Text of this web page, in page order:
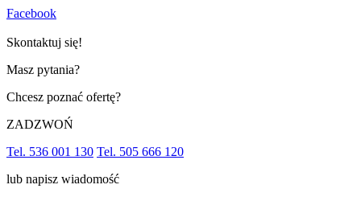
Facebook
Skontaktuj się!
Masz pytania?
Chcesz poznać ofertę?
ZADZWOŃ
Tel. 536 001 130 Tel. 505 666 120
lub napisz wiadomość